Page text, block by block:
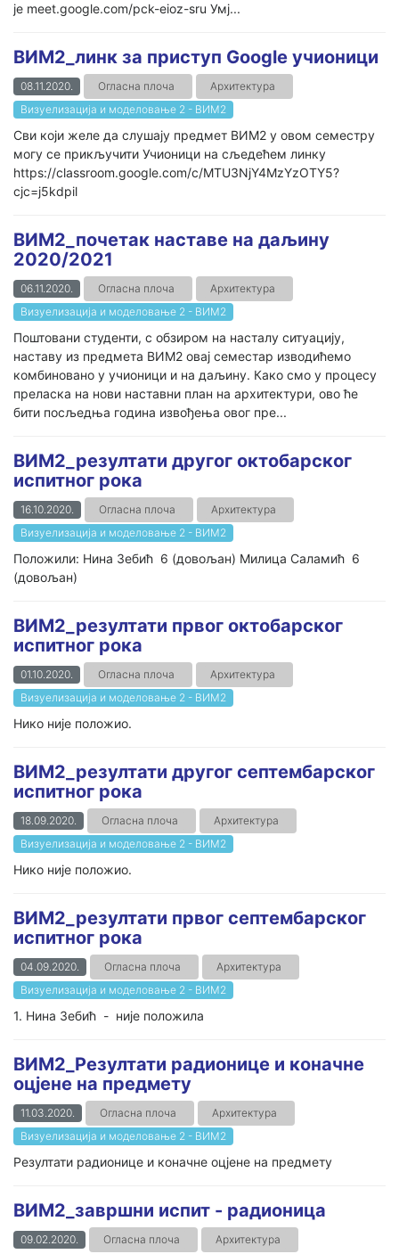
је meet.google.com/pck-eioz-sru Умј...
ВИМ2_линк за приступ Google учионици
08.11.2020. Огласна плоча
Архитектура
Визуелизација и моделовање 2 - ВИМ2
Сви који желе да слушају предмет ВИМ2 у овом семестру
могу се прикључити Учионици на сљедећем линку
https://classroom.google.com/c/MTU3NjY4MzYzOTY5?
cjc=j5kdpil
ВИМ2_почетак наставе на даљину
2020/2021
06.11.2020. Огласна плоча
Архитектура
Визуелизација и моделовање 2 - ВИМ2
Поштовани студенти, с обзиром на насталу ситуацију,
наставу из предмета ВИМ2 овај семестар изводићемо
комбиновано у учионици и на даљину. Како смо у процесу
преласка на нови наставни план на архитектури, ово ће
бити посљедња година извођења овог пре...
ВИМ2_резултати другог октобарског
испитног рока
16.10.2020. Огласна плоча
Архитектура
Визуелизација и моделовање 2 - ВИМ2
Положили: Нина Зебић 6 (довољан) Милица Саламић 6
(довољан)
ВИМ2_резултати првог октобарског
испитног рока
01.10.2020. Огласна плоча
Архитектура
Визуелизација и моделовање 2 - ВИМ2
Нико није положио.
ВИМ2_резултати другог септембарског
испитног рока
18.09.2020. Огласна плоча
Архитектура
Визуелизација и моделовање 2 - ВИМ2
Нико није положио.
ВИМ2_резултати првог септембарског
испитног рока
04.09.2020. Огласна плоча
Архитектура
Визуелизација и моделовање 2 - ВИМ2
1. Нина Зебић - није положила
ВИМ2_Резултати радионице и коначне
оцјене на предмету
11.03.2020. Огласна плоча
Архитектура
Визуелизација и моделовање 2 - ВИМ2
Резултати радионице и коначне оцјене на предмету
ВИМ2_завршни испит - радионица
09.02.2020. Огласна плоча Архитектура